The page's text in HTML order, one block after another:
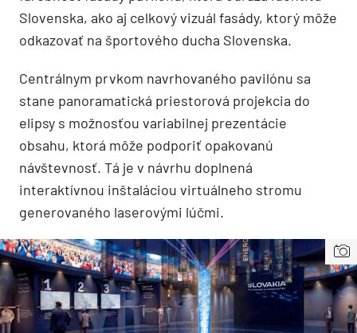
Slovenska, ako aj celkový vizuál fasády, ktorý môže
odkazovať na športového ducha Slovenska.
Centrálnym prvkom navrhovaného pavilónu sa
stane panoramatická priestorová projekcia do
elipsy s možnosťou variabilnej prezentácie
obsahu, ktorá môže podporiť opakovanú
návštevnosť. Tá je v návrhu doplnená
interaktívnou inštaláciou virtuálneho stromu
generovaného laserovými lúčmi.